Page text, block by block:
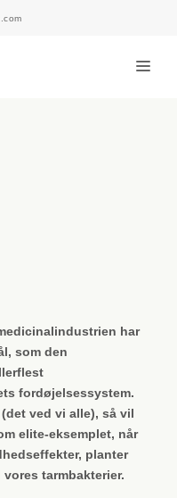
har
som den
fordøjelsessystem.
ved vi alle), så vil
elite-eksemplet, når
planter
tarmbakterier.